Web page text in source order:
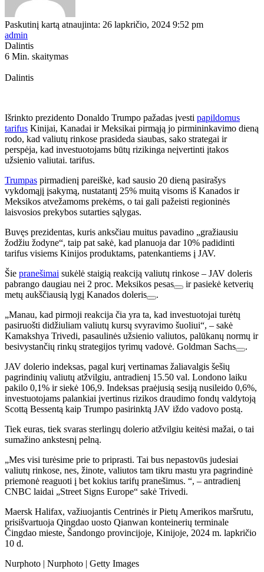
Paskutinį kartą atnaujinta: 26 lapkričio, 2024 9:52 pm
admin
Dalintis
6 Min. skaitymas
Dalintis
Išrinkto prezidento Donaldo Trumpo pažadas įvesti papildomus
tarifus Kinijai, Kanadai ir Meksikai pirmąją jo pirmininkavimo dieną
rodo, kad valiutų rinkose prasideda siaubas, sako strategai ir
perspėja, kad investuotojams būtų rizikinga neįvertinti įtakos
užsienio valiutai. tarifus.
Trumpas pirmadienį pareiškė, kad sausio 20 dieną pasirašys
vykdomąjį įsakymą, nustatantį 25% muitą visoms iš Kanados ir
Meksikos atvežamoms prekėms, o tai gali pažeisti regioninės
laisvosios prekybos sutarties sąlygas.
Buvęs prezidentas, kuris anksčiau muitus pavadino „gražiausiu
žodžiu žodyne“, taip pat sakė, kad planuoja dar 10% padidinti
tarifus visiems Kinijos produktams, patenkantiems į JAV.
Šie pranešimai sukėlė staigią reakciją valiutų rinkose – JAV doleris
pabrango daugiau nei 2 proc. Meksikos pesas
ir pasiekė ketverių
metų aukščiausią lygį Kanados doleris
.
„Manau, kad pirmoji reakcija čia yra ta, kad investuotojai turėtų
pasiruošti didžiuliam valiutų kursų svyravimo šuoliui“, – sakė
Kamakshya Trivedi, pasaulinės užsienio valiutos, palūkanų normų ir
besivystančių rinkų strategijos tyrimų vadovė. Goldman Sachs
.
JAV dolerio indeksas, pagal kurį vertinamas žaliavalgis šešių
pagrindinių valiutų atžvilgiu, antradienį 15.50 val. Londono laiku
pakilo 0,1% ir siekė 106,9. Indeksas praėjusią sesiją nusileido 0,6%,
investuotojams palankiai įvertinus rizikos draudimo fondų valdytoją
Scottą Bessentą kaip Trumpo pasirinktą JAV iždo vadovo postą.
Tiek euras, tiek svaras sterlingų dolerio atžvilgiu keitėsi mažai, o tai
sumažino ankstesnį pelną.
„Mes visi turėsime prie to priprasti. Tai bus nepastovūs judesiai
valiutų rinkose, nes, žinote, valiutos tam tikru mastu yra pagrindinė
priemonė reaguoti į bet kokius tarifų pranešimus. “, – antradienį
CNBC laidai „Street Signs Europe“ sakė Trivedi.
Maersk Halifax, važiuojantis Centrinės ir Pietų Amerikos maršrutu,
prisišvartuoja Qingdao uosto Qianwan konteinerių terminale
Čingdao mieste, Šandongo provincijoje, Kinijoje, 2024 m. lapkričio
10 d.
Nurphoto | Nurphoto | Getty Images